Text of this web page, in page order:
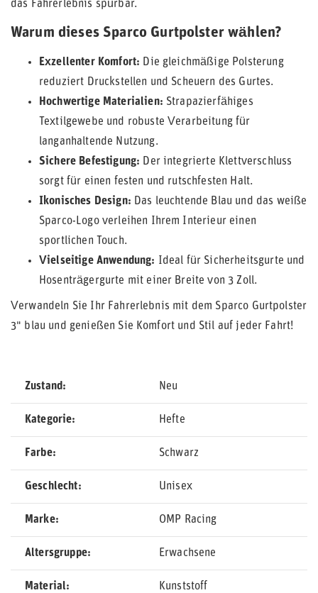
das Fahrerlebnis spürbar.
Warum dieses Sparco Gurtpolster wählen?
Exzellenter Komfort: Die gleichmäßige Polsterung
reduziert Druckstellen und Scheuern des Gurtes.
Hochwertige Materialien: Strapazierfähiges
Textilgewebe und robuste Verarbeitung für
langanhaltende Nutzung.
Sichere Befestigung: Der integrierte Klettverschluss
sorgt für einen festen und rutschfesten Halt.
Ikonisches Design: Das leuchtende Blau und das weiße
Sparco-Logo verleihen Ihrem Interieur einen
sportlichen Touch.
Vielseitige Anwendung: Ideal für Sicherheitsgurte und
Hosenträgergurte mit einer Breite von 3 Zoll.
Verwandeln Sie Ihr Fahrerlebnis mit dem Sparco Gurtpolster
3" blau und genießen Sie Komfort und Stil auf jeder Fahrt!
Zustand Neu
Kategorie Hefte
Farbe Schwarz
Geschlecht Unisex
Marke OMP Racing
Altersgruppe Erwachsene
Material Kunststoff